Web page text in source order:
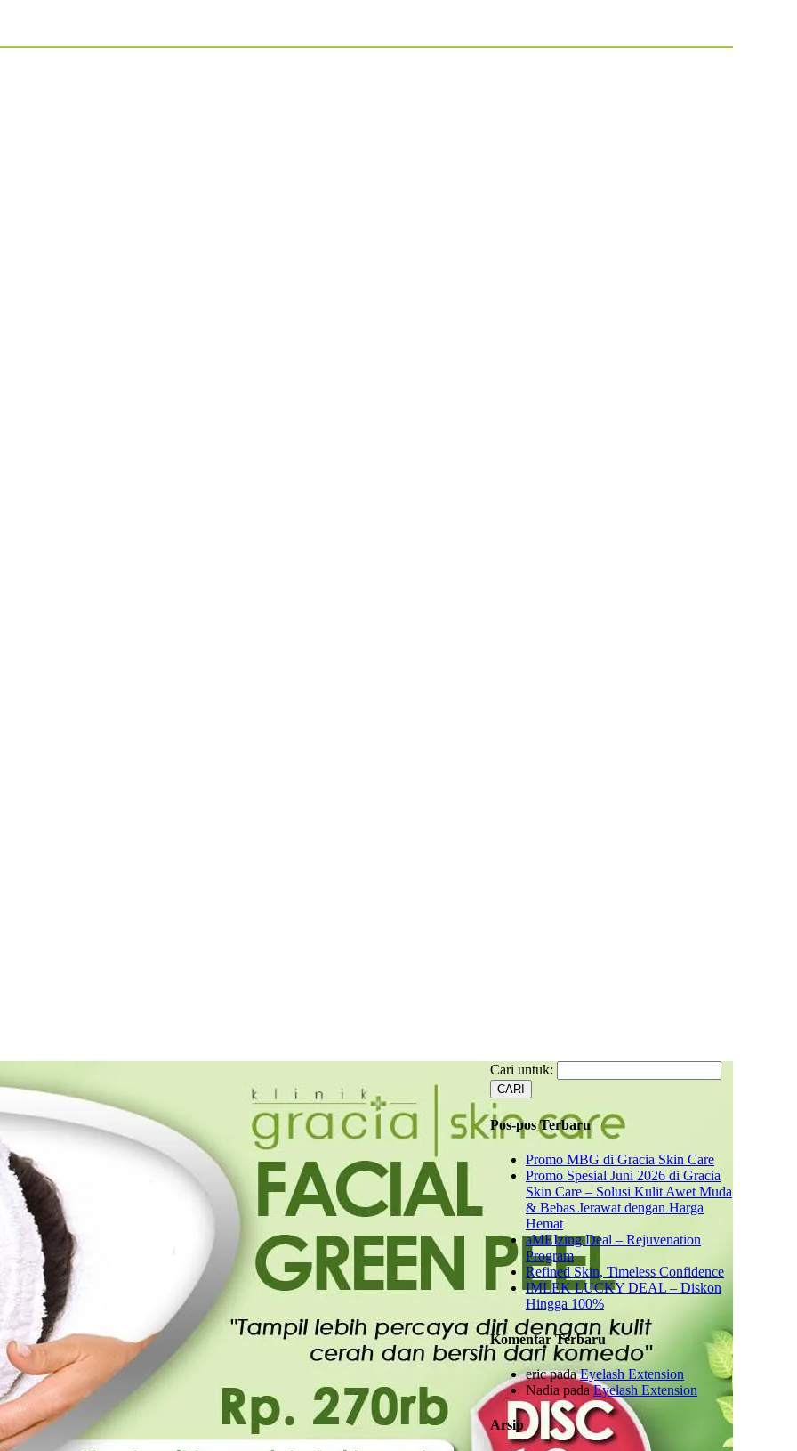
Cari untuk:
Pos-pos Terbaru
Promo MBG di Gracia Skin Care
Promo Spesial Juni 2026 di Gracia
Skin Care – Solusi Kulit Awet Muda
& Bebas Jerawat dengan Harga
Hemat
aMEIzing Deal – Rejuvenation
Program
Refined Skin, Timeless Confidence
IMLEK LUCKY DEAL – Diskon
Hingga 100%
Komentar Terbaru
ericpadaEyelash Extension
Nadia padaEyelash Extension
Arsip